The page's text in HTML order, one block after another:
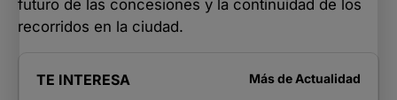
futuro de las concesiones y la continuidad de los
recorridos en la ciudad.
TE INTERESA Más de Actualidad